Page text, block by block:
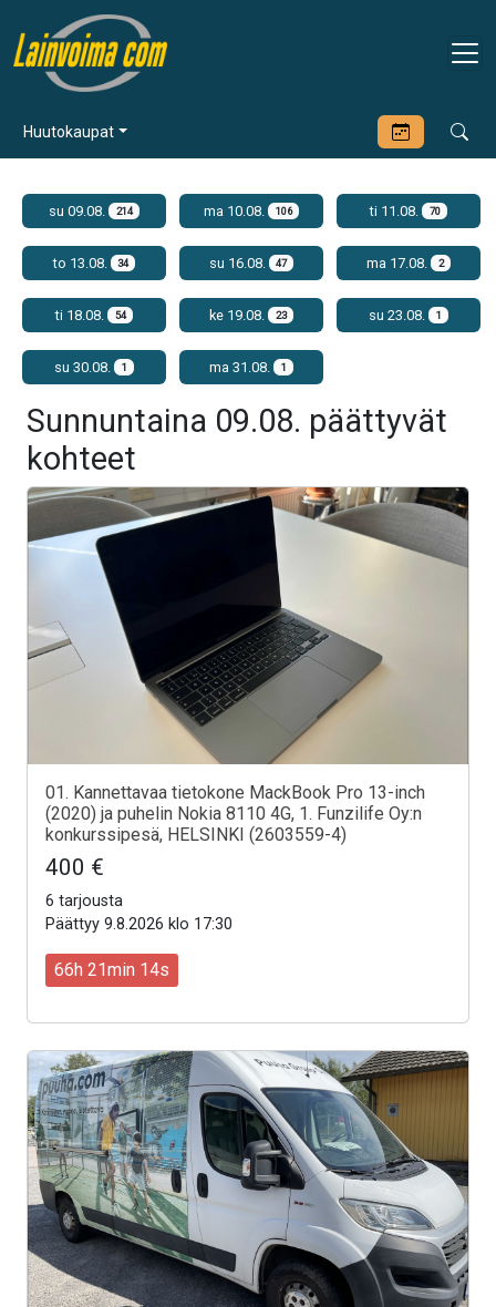
Huutokaupat
su 09.08. 214 ma 10.08. 106 ti 11.08. 70
to 13.08. 34 su 16.08. 47 ma 17.08. 2
ti 18.08. 54 ke 19.08. 23 su 23.08. 1
su 30.08. 1 ma 31.08. 1
Sunnuntaina 09.08. päättyvät
kohteet
01. Kannettavaa tietokone MackBook Pro 13-inch
(2020) ja puhelin Nokia 8110 4G, 1. Funzilife Oy:n
konkurssipesä, HELSINKI (2603559-4)
400 €
6 tarjousta
Päättyy 9.8.2026 klo 17:30
66h 21min 12s